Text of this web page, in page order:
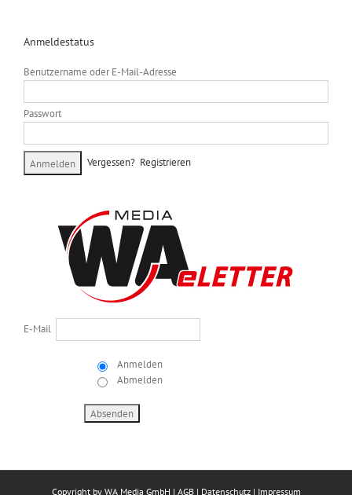
Anmeldestatus
Benutzername oder E-Mail-Adresse
Passwort
Vergessen? Registrieren
E-Mail
Anmelden
Abmelden
Copyright by WA Media GmbH | AGB| Datenschutz| Impressum